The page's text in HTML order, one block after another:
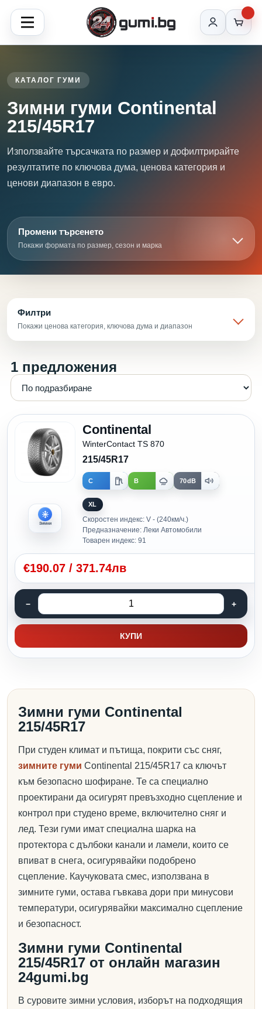
КАТАЛОГ ГУМИ
Зимни гуми Continental
215/45R17
Използвайте търсачката по размер и дофилтрирайте
резултатите по ключова дума, ценова категория и
ценови диапазон в евро.
Промени търсенето
Покажи формата по размер, сезон и марка
Филтри
Покажи ценова категория, ключова дума и диапазон
1 предложения
Зимни
Continental
WinterContact TS 870
215/45R17
C B 70dB
XL
Скоростен индекс: V - (240км/ч.)
Предназначение: Леки Автомобили
Товарен индекс: 91
€190.07 / 371.74лв
КУПИ
Зимни гуми Continental
215/45R17
При студен климат и пътища, покрити със сняг,
зимните гуми Continental 215/45R17 са ключът
към безопасно шофиране. Те са специално
проектирани да осигурят превъзходно сцепление и
контрол при студено време, включително сняг и
лед. Тези гуми имат специална шарка на
протектора с дълбоки канали и ламели, които се
впиват в снега, осигурявайки подобрено
сцепление. Каучуковата смес, използвана в
зимните гуми, остава гъвкава дори при минусови
температури, осигурявайки максимално сцепление
и безопасност.
Зимни гуми Continental
215/45R17 от онлайн магазин
24gumi.bg
В суровите зимни условия, изборът на подходящия